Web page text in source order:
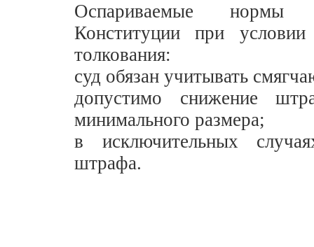
Оспариваемые нормы
Конституции при условии
толкования:
суд обязан учитывать
допустимо снижение
минимального размера;
в исключительных
штрафа.